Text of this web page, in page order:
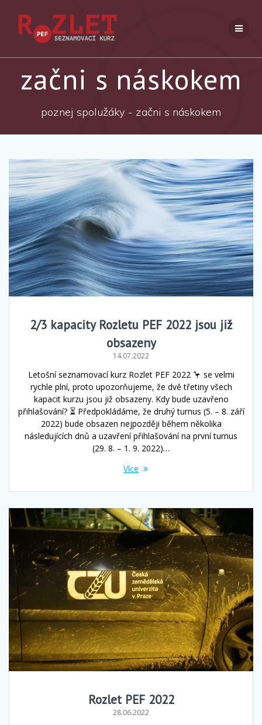
začni s náskokem
poznej spolužáky - začni s náskokem
2/3 kapacity Rozletu PEF 2022 jsou již
obsazeny
14.07.2022
Letošní seznamovací kurz Rozlet PEF 2022 🦩 se velmi
rychle plní, proto upozorňujeme, že dvě třetiny všech
kapacit kurzu jsou již obsazeny. Kdy bude uzavřeno
přihlašování? ⏳ Předpokládáme, že druhý turnus (5. – 8. září
2022) bude obsazen nejpozději během několika
následujících dnů a uzavření přihlašování na první turnus
(29. 8. – 1. 9. 2022)…
Více
Rozlet PEF 2022
28.06.2022